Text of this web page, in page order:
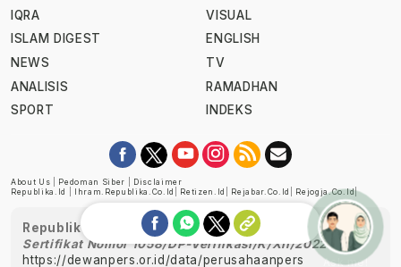
IQRA
ISLAM DIGEST
NEWS
ANALISIS
SPORT
VISUAL
ENGLISH
TV
RAMADHAN
INDEKS
About Us Pedoman Siber
Disclaimer
Republika.id
Ihram.republika.co.id Retizen.id Rejabar.co.id Rejogja.co.id|
Republika telah diverifikasi oleh Dewan Pers
Sertifikat Nomor 1058/DP-Verifikasi/K/XII/2022
https://dewanpers.or.id/data/perusahaanpers
Ask me!